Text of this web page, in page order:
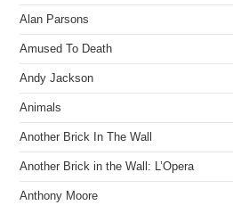
Alan Parsons
Amused To Death
Andy Jackson
Animals
Another Brick In The Wall
Another Brick in the Wall: L’Opera
Anthony Moore